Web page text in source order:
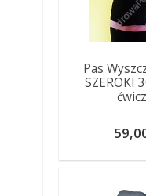
Pas
SZEROKI